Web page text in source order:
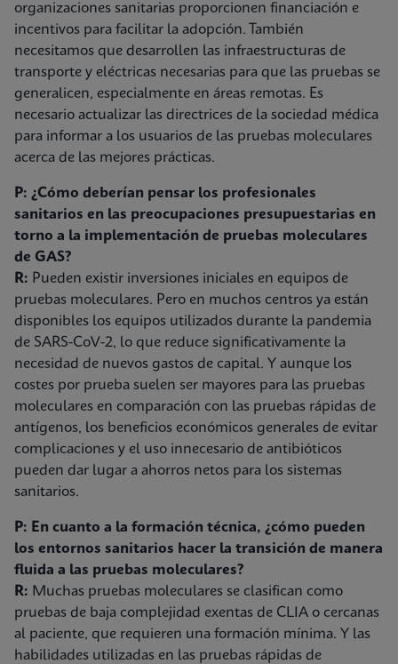
organizaciones sanitarias proporcionen financiación e
incentivos para facilitar la adopción. También
necesitamos que desarrollen las infraestructuras de
transporte y eléctricas necesarias para que las pruebas se
generalicen, especialmente en áreas remotas. Es
necesario actualizar las directrices de la sociedad médica
para informar a los usuarios de las pruebas moleculares
acerca de las mejores prácticas.
P: ¿Cómo deberían pensar los profesionales
sanitarios en las preocupaciones presupuestarias en
torno a la implementación de pruebas moleculares
de GAS?
R: Pueden existir inversiones iniciales en equipos de
pruebas moleculares. Pero en muchos centros ya están
disponibles los equipos utilizados durante la pandemia
de SARS-CoV-2, lo que reduce significativamente la
necesidad de nuevos gastos de capital. Y aunque los
costes por prueba suelen ser mayores para las pruebas
moleculares en comparación con las pruebas rápidas de
antígenos, los beneficios económicos generales de evitar
complicaciones y el uso innecesario de antibióticos
pueden dar lugar a ahorros netos para los sistemas
sanitarios.
P: En cuanto a la formación técnica, ¿cómo pueden
los entornos sanitarios hacer la transición de manera
fluida a las pruebas moleculares?
R: Muchas pruebas moleculares se clasifican como
pruebas de baja complejidad exentas de CLIA o cercanas
al paciente, que requieren una formación mínima. Y las
habilidades utilizadas en las pruebas rápidas de